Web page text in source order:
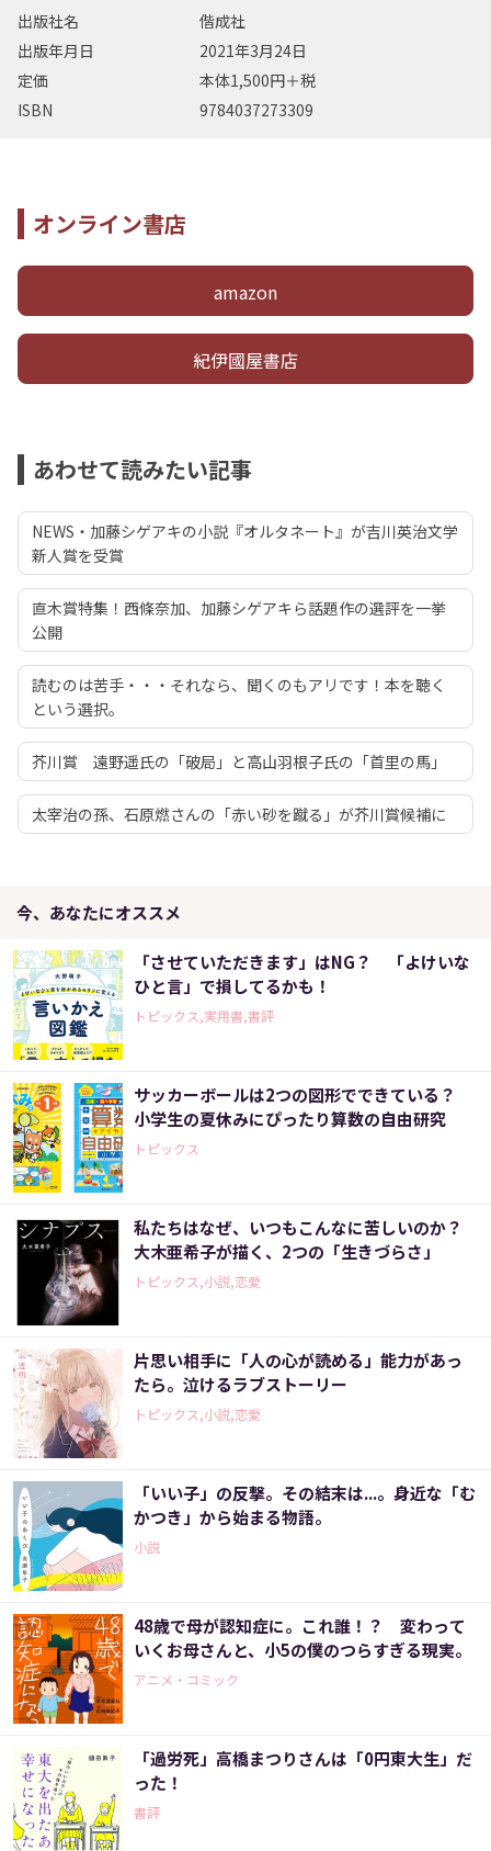
出版社名
偕成社
出版年月日
2021年3月24日
定価
本体1,500円＋税
ISBN
9784037273309
オンライン書店
amazon
紀伊國屋書店
あわせて読みたい記事
NEWS・加藤シゲアキの小説『オルタネート』が吉川英治文学
新人賞を受賞
直木賞特集！西條奈加、加藤シゲアキら話題作の選評を一挙
公開
読むのは苦手・・・それなら、聞くのもアリです！本を聴く
という選択。
芥川賞 遠野遥氏の「破局」と高山羽根子氏の「首里の馬」
太宰治の孫、石原燃さんの「赤い砂を蹴る」が芥川賞候補に
今、あなたにオススメ
「させていただきます」はNG？ 「よけいな
ひと言」で損してるかも！
トピックス,実用書,書評
サッカーボールは2つの図形でできている？
小学生の夏休みにぴったり算数の自由研究
トピックス
私たちはなぜ、いつもこんなに苦しいのか？
大木亜希子が描く、2つの「生きづらさ」
トピックス,小説,恋愛
片思い相手に「人の心が読める」能力があっ
たら。泣けるラブストーリー
トピックス,小説,恋愛
「いい子」の反撃。その結末は...。身近な「む
かつき」から始まる物語。
小説
48歳で母が認知症に。これ誰！？ 変わって
いくお母さんと、小5の僕のつらすぎる現実。
アニメ・コミック
「過労死」高橋まつりさんは「0円東大生」だ
った！
書評